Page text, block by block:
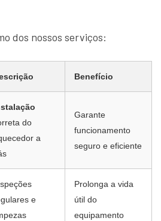
dos nossos serviços:
Benefício
do
a
Garante
funcionamento
seguro e eficiente
e
Prolonga a vida
útil do
equipamento